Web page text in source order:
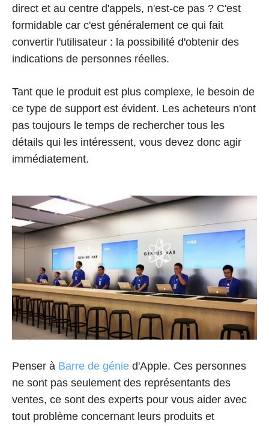
direct et au centre d'appels, n'est-ce pas ? C'est
formidable car c'est généralement ce qui fait
convertir l'utilisateur : la possibilité d'obtenir des
indications de personnes réelles.
Tant que le produit est plus complexe, le besoin de
ce type de support est évident. Les acheteurs n'ont
pas toujours le temps de rechercher tous les
détails qui les intéressent, vous devez donc agir
immédiatement.
Penser à Barre de génie d'Apple. Ces personnes
ne sont pas seulement des représentants des
ventes, ce sont des experts pour vous aider avec
tout problème concernant leurs produits et